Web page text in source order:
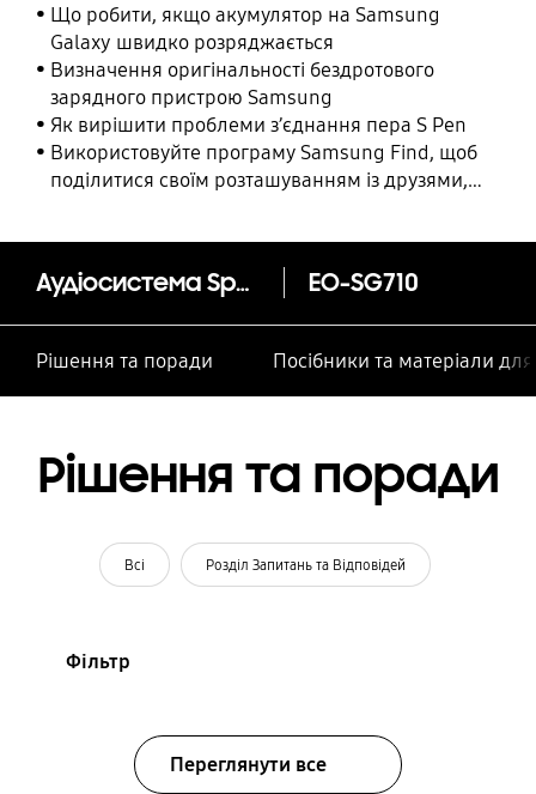
Що робити, якщо акумулятор на Samsung
Galaxy швидко розряджається
Визначення оригінальності бездротового
зарядного пристрою Samsung
Як вирішити проблеми з’єднання пера S Pen
Використовуйте програму Samsung Find, щоб
поділитися своїм розташуванням із друзями,
Аудіосистема Speaker Bottle EO-SG710
Рішення та поради Посібники та матеріали
Рішення та поради
Всі Розділ Запитань та Відповідей
Фільтр
Переглянути все